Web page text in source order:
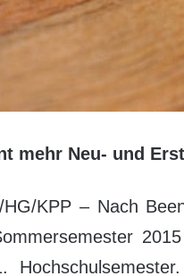
mehr Neu- und
HG/KPP – Nach